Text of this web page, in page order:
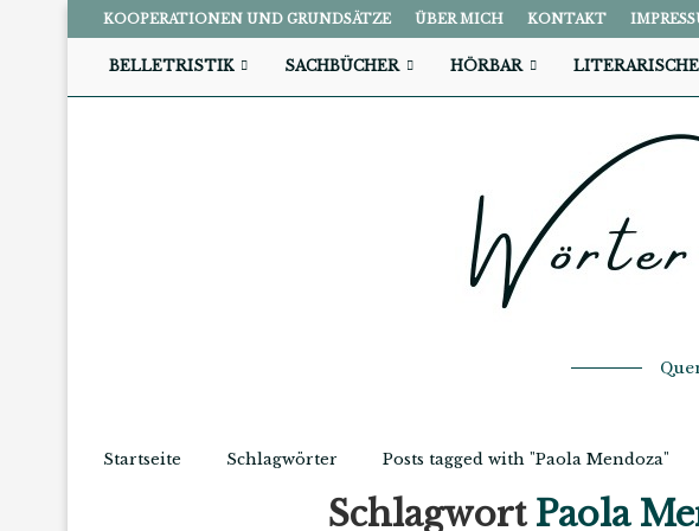
KOOPERATIONEN UND GRUNDSÄTZE ÜBER MICH KONTAKT
BELLETRISTIK SACHBÜCHER HÖRBAR
Startseite Schlagwörter Posts tagged with "Paola Mendoza"
Schlagwort Paola